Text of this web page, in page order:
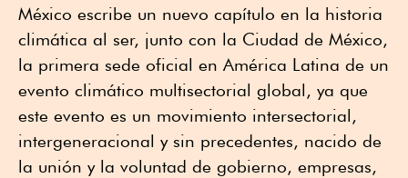
México escribe un nuevo capítulo en la historia
climática al ser, junto con la Ciudad de México,
la primera sede oficial en América Latina de un
evento climático multisectorial global, ya que
este evento es un movimiento intersectorial,
intergeneracional y sin precedentes, nacido de
la unión y la voluntad de gobierno, empresas,